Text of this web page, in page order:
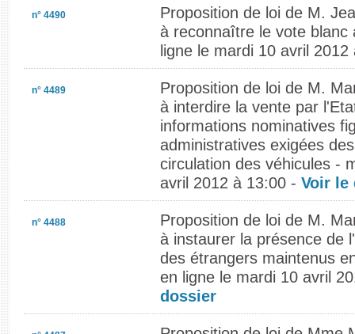
n° 4490
Proposition de loi de M.
à reconnaître le vote blanc
ligne le mardi 10 avril
n° 4489
Proposition de loi de M.
à interdire la vente par
informations nominatives
administratives exigées
circulation des véhicules -
avril 2012 à 13:00 - Voir le
n° 4488
Proposition de loi de M.
à instaurer la présence de
des étrangers maintenus
en ligne le mardi 10 avril
dossier